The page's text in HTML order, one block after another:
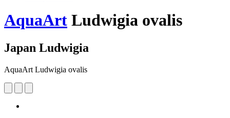
AquaArt Ludwigia ovalis
Japan Ludwigia
AquaArt Ludwigia ovalis